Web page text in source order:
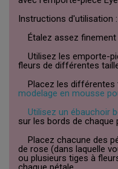
Instructions d'utilisation :
Étalez assez finement
Utilisez les emporte-
fleurs de différentes
Placez les différentes
modelage en mousse
Utilisez un ébauchoir
sur les bords de chaque
Placez chacune des
de rose (dans laquelle
ou plusieurs tiges à